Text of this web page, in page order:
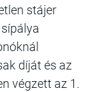
stájer
díját és az
végzett az 1.